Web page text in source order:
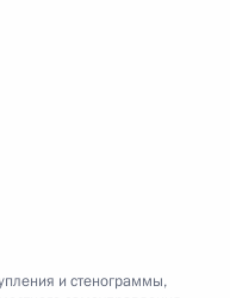
и стенограммы,